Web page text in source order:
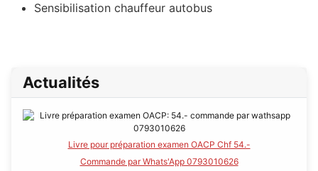
Sensibilisation chauffeur autobus
Actualités
Livre pour préparation examen OACP Chf 54.-
Commande par Whats'App 0793010626